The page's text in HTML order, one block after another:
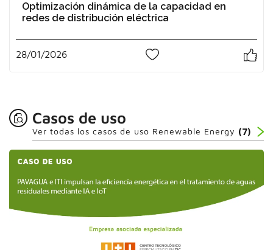
Optimización dinámica de la capacidad en
redes de distribución eléctrica
28/01/2026
Casos de uso
Ver todas los casos de uso Renewable Energy (7)